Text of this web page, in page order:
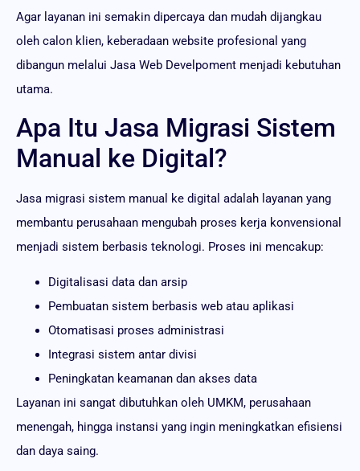
Agar layanan ini semakin dipercaya dan mudah dijangkau
oleh calon klien, keberadaan website profesional yang
dibangun melalui Jasa Web Develpoment menjadi kebutuhan
utama.
Apa Itu Jasa Migrasi Sistem
Manual ke Digital?
Jasa migrasi sistem manual ke digital adalah layanan yang
membantu perusahaan mengubah proses kerja konvensional
menjadi sistem berbasis teknologi. Proses ini mencakup:
Digitalisasi data dan arsip
Pembuatan sistem berbasis web atau aplikasi
Otomatisasi proses administrasi
Integrasi sistem antar divisi
Peningkatan keamanan dan akses data
Layanan ini sangat dibutuhkan oleh UMKM, perusahaan
menengah, hingga instansi yang ingin meningkatkan efisiensi
dan daya saing.